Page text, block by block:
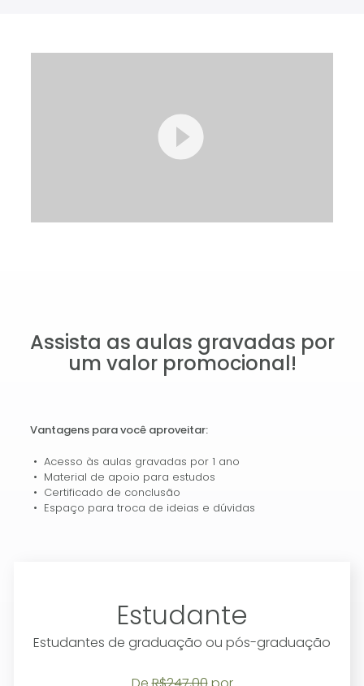
Assista as aulas gravadas por
um valor promocional!
Vantagens para você aproveitar:
• Acesso às aulas gravadas por 1 ano
• Material de apoio para estudos
• Certificado de conclusão
• Espaço para troca de ideias e dúvidas
Estudante
Estudantes de graduação ou pós-graduação